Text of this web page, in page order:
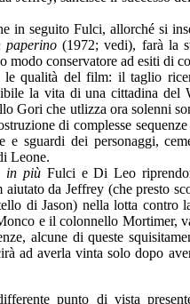
in seguito Fulci, allorché si
paperino (1972; vedi), farà la
modo conservatore ad esiti di
qualità del film: il taglio
la vita di una cittadina del
Gori che utlizza ora solenni
di complesse
e sguardi dei personaggi,
Leone.
in piùFulci e Di Leo
da Jeffrey (che presto
di Jason) nella lotta contro
e il colonnello Mortimer,
alcune di queste
ad averla vinta solo dopo
punto di vista